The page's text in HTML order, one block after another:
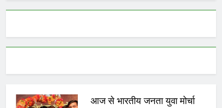
आज से भारतीय जनता युवा मोर्चा